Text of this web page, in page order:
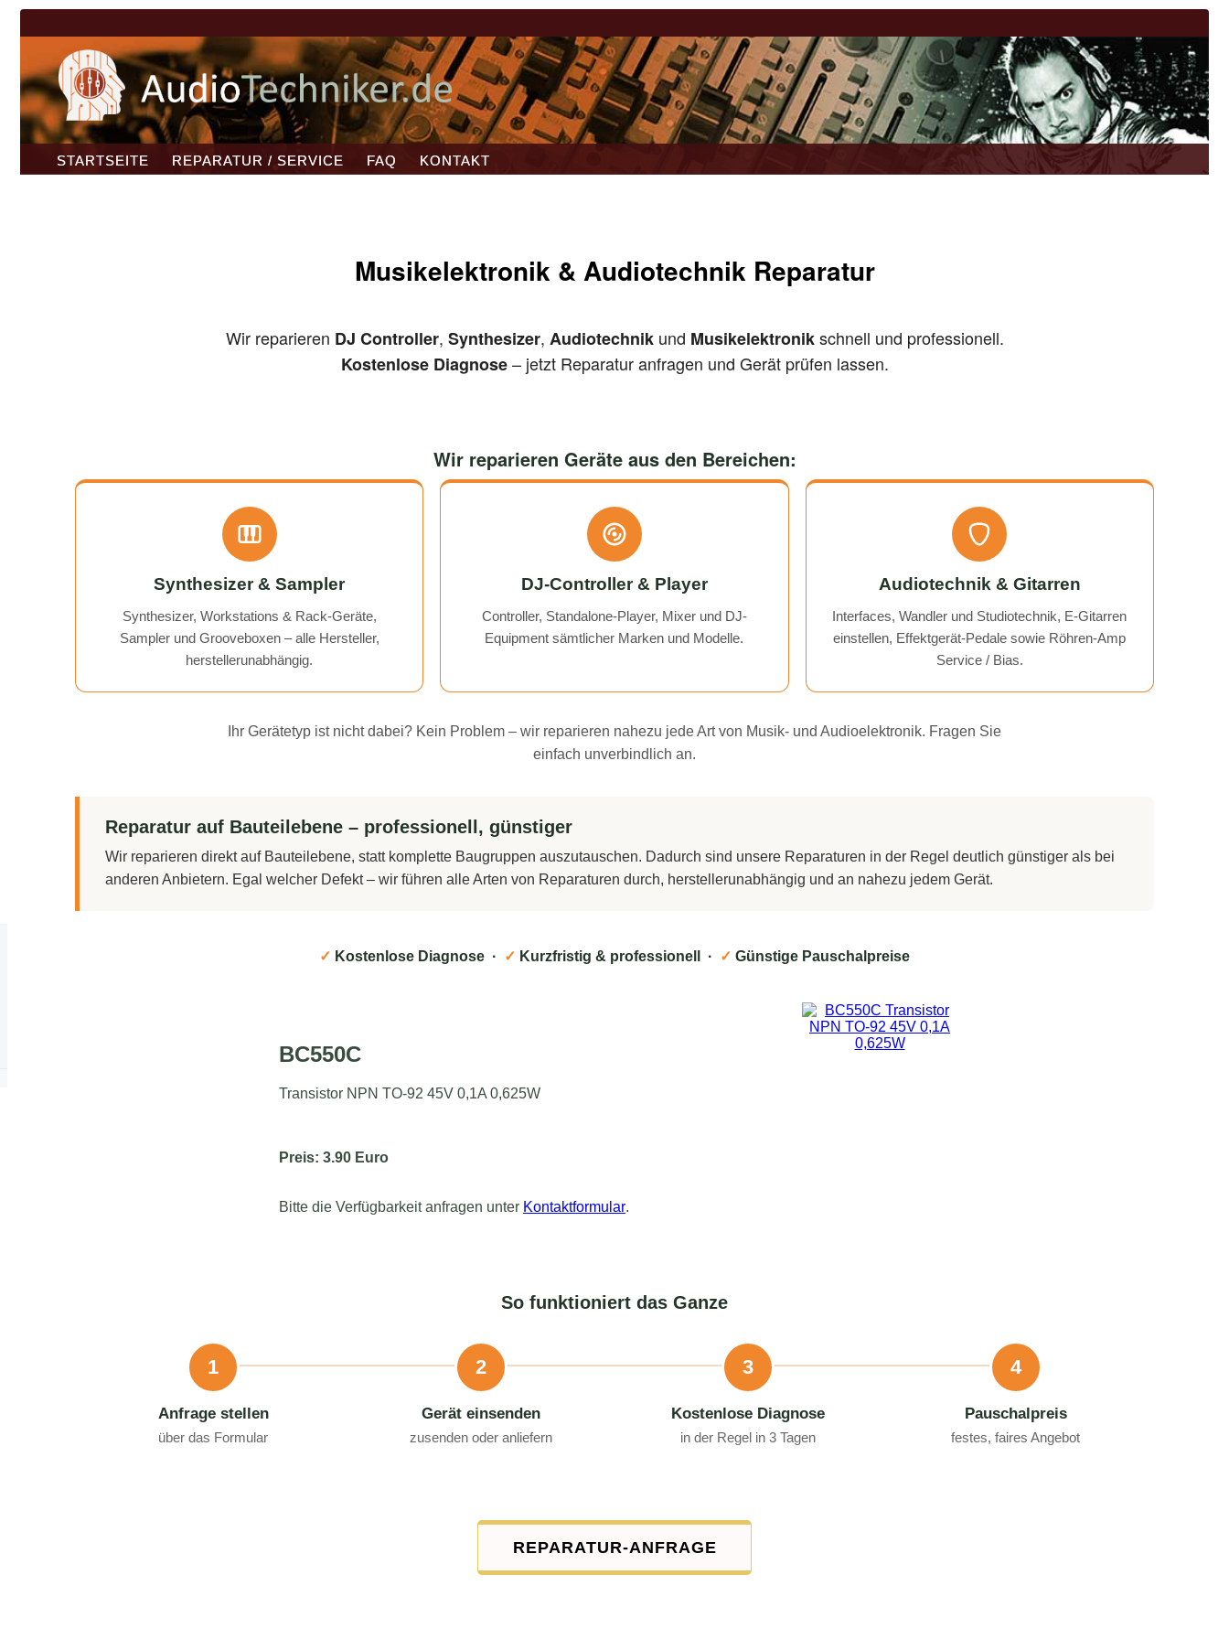
STARTSEITE REPARATUR / SERVICE FAQ KONTAKT
Musikelektronik & Audiotechnik Reparatur
Wir reparieren DJ Controller, Synthesizer, Audiotechnikund Musikelektronikschnell und professionell.
Kostenlose Diagnose– jetzt Reparatur anfragen und Gerät prüfen lassen.
Wir reparieren Geräte aus den Bereichen:
Synthesizer & Sampler
Synthesizer, Workstations & Rack-Geräte,
Sampler und Grooveboxen – alle Hersteller,
herstellerunabhängig.
DJ-Controller & Player
Controller, Standalone-Player, Mixer und DJ-
Equipment sämtlicher Marken und Modelle.
Audiotechnik & Gitarren
Interfaces, Wandler und Studiotechnik, E-Gitarren
einstellen, Effektgerät-Pedale sowie Röhren-Amp
Service / Bias.
Ihr Gerätetyp ist nicht dabei? Kein Problem – wir reparieren nahezu jede Art von Musik- und Audioelektronik. Fragen Sie
einfach unverbindlich an.
Reparatur auf Bauteilebene – professionell, günstiger
Wir reparieren direkt auf Bauteilebene, statt komplette Baugruppen auszutauschen. Dadurch sind unsere Reparaturen in der Regel deutlich günstiger als bei
anderen Anbietern. Egal welcher Defekt – wir führen alle Arten von Reparaturen durch, herstellerunabhängig und an nahezu jedem Gerät.
✓ Kostenlose Diagnose · ✓ Kurzfristig & professionell · ✓ Günstige Pauschalpreise
BC550C
Transistor NPN TO-92 45V 0,1A 0,625W
Preis: 3.90 Euro
Bitte die Verfügbarkeit anfragen unter Kontaktformular.
So funktioniert das Ganze
1
Anfrage stellen
über das Formular
2
Gerät einsenden
zusenden oder anliefern
3
Kostenlose Diagnose
in der Regel in 3 Tagen
4
Pauschalpreis
festes, faires Angebot
REPARATUR-ANFRAGE